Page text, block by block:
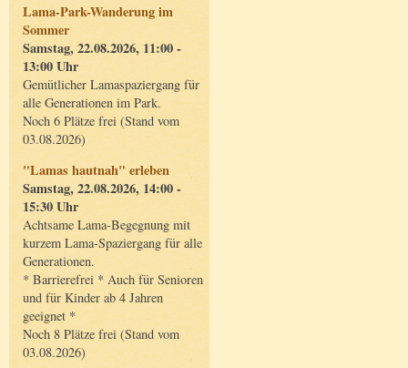
Lama-Park-Wanderung im
Sommer
Samstag, 22.08.2026, 11:00 -
13:00 Uhr
Gemütlicher Lamaspaziergang für
alle Generationen im Park.
Noch 6 Plätze frei (Stand vom
03.08.2026)
"Lamas hautnah" erleben
Samstag, 22.08.2026, 14:00 -
15:30 Uhr
Achtsame Lama-Begegnung mit
kurzem Lama-Spaziergang für alle
Generationen.
* Barrierefrei * Auch für Senioren
und für Kinder ab 4 Jahren
geeignet *
Noch 8 Plätze frei (Stand vom
03.08.2026)